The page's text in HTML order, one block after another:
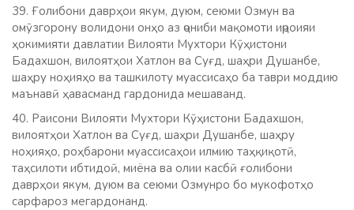
39. Ғолибони даврҳои якум, дуюм, сеюми Озмун ва
омӯзгорону волидони онҳо аз ҷониби мақомоти иҷроияи
ҳокимияти давлатии Вилояти Мухтори Кӯҳистони
Бадахшон, вилоятҳои Хатлон ва Суғд, шаҳри Душанбе,
шаҳру ноҳияҳо ва ташкилоту муассисаҳо ба таври моддию
маънавӣ ҳавасманд гардонида мешаванд.
40. Раисони Вилояти Мухтори Кӯҳистони Бадахшон,
вилоятҳои Хатлон ва Суғд, шаҳри Душанбе, шаҳру
ноҳияҳо, роҳбарони муассисаҳои илмию таҳқиқотӣ,
таҳсилоти ибтидоӣ, миёна ва олии касбӣ ғолибони
даврҳои якум, дуюм ва сеюми Озмунро бо мукофотҳо
сарфароз мегардонанд.